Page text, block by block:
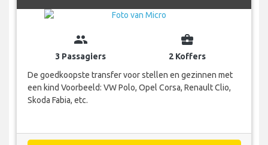
group
3 Passagiers
business_center
2 Koffers
De goedkoopste transfer voor stellen en gezinnen met
een kind Voorbeeld: VW Polo, Opel Corsa, Renault Clio,
Skoda Fabia, etc.